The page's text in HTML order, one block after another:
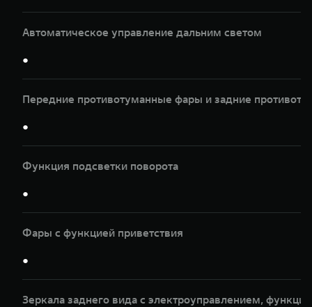
Автоматическое управление дальним светом
●
Передние противотуманные фары и задние
●
Функция подсветки поворота
●
Фары с функцией приветствия
●
Зеркала заднего вида с электроуправлением,